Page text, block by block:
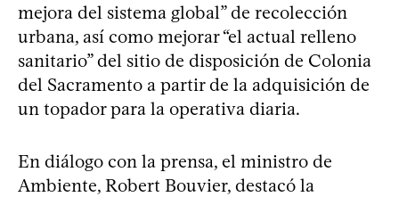
mejora del sistema global” de recolección
urbana, así como mejorar “el actual relleno
sanitario” del sitio de disposición de Colonia
del Sacramento a partir de la adquisición de
un topador para la operativa diaria.
En diálogo con la prensa, el ministro de
Ambiente, Robert Bouvier, destacó la